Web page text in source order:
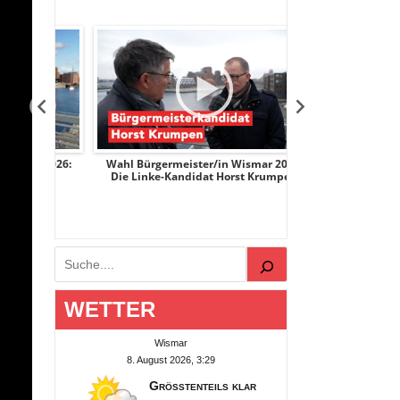
Wahl Bürgermeister/in Wismar 2026:
Die Linke-Kandidat Horst Krumpen
Suchen
WETTER
Wismar
8. August 2026, 3:29
Größtenteils klar